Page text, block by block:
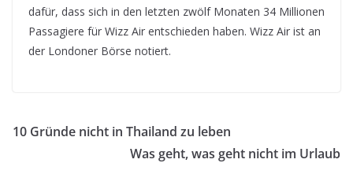
dafür, dass sich in den letzten zwölf Monaten 34 Millionen
Passagiere für Wizz Air entschieden haben. Wizz Air ist an
der Londoner Börse notiert.
10 Gründe nicht in Thailand zu leben
Was geht, was geht nicht im Urlaub